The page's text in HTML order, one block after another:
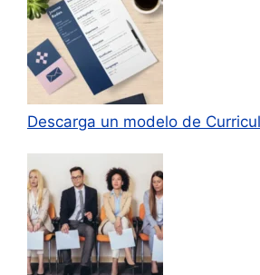
Descarga un modelo de